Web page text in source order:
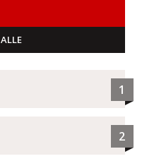
ALLE
1
2